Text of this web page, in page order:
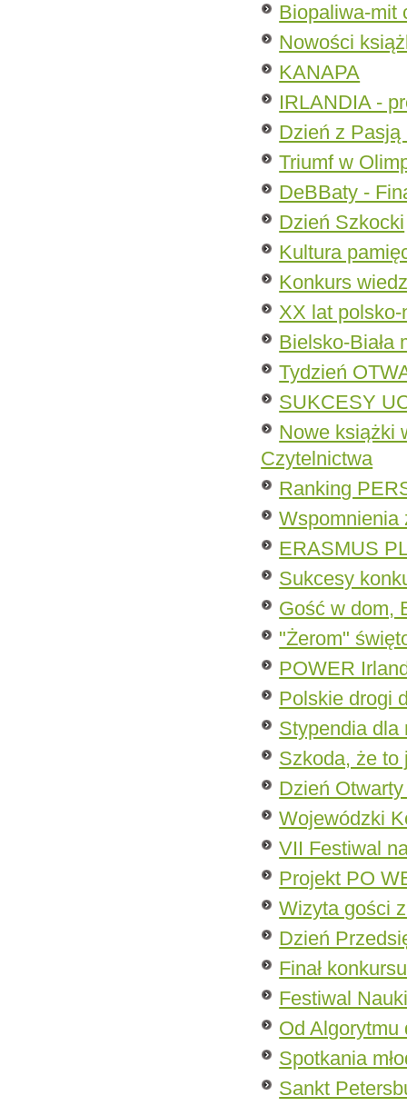
Biopaliwa-mit
Nowości
KANAPA
IRLANDIA -
Dzień z Pasją
Triumf w
DeBBaty -
Dzień Szkocki
Kultura
Konkurs
XX lat polsko-
Bielsko-Biała
Tydzień
SUKCESY
Nowe książki
Czytelnictwa
Ranking
Wspomnienia
ERASMUS
Sukcesy
Gość w dom,
"Żerom"
POWER
Polskie drogi
Stypendia dla
Szkoda, że
Dzień
Wojewódzki
VII Festiwal
Projekt PO
Wizyta gości
Dzień
Finał
Festiwal
Od Algorytmu
Spotkania
Sankt